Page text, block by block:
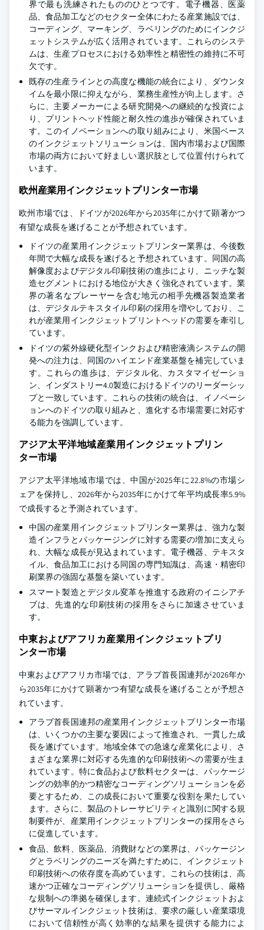
界で最も洗練されたもののひとつです。電子機器、医薬
品、食品加工などのセクター全体にわたる産業施設では、
コーディング、マーキング、ラベリングのためにインクジ
ェットシステムが広く活用されています。これらのシステ
ムは、生産プロセスにおける効率性と精密性の維持に不可
欠です。
既存の生産ラインとの高度な機能の統合により、ダウンタ
イムを最小限に抑えながら、業務生産性が向上します。さ
らに、主要メーカーによる研究開発への継続的な投資によ
り、プリントヘッド性能と耐久性の進歩が確保されていま
す。このイノベーションへの取り組みにより、米国ベース
のインクジェットソリューションは、国内市場および国際
市場の両方において好ましい選択肢として位置付けられて
います。
欧州産業用インクジェットプリンター市場
欧州市場では、ドイツが2026年から2035年にかけて顕著かつ
有望な成長を遂げることが予想されています。
ドイツの産業用インクジェットプリンター業界は、今後数
年間で大幅な成長を遂げると予想されています。同国の高
解像度およびデジタル印刷技術の進歩により、ニッチな製
造セグメントにおける地位が大きく強化されています。業
界の著名なプレーヤーを含む地元の相手先機器製造業者
は、デジタルテキスタイル印刷の採用を増やしており、こ
れが産業用インクジェットプリントヘッドの需要を牽引し
ています。
ドイツの紫外線硬化型インクおよび精密液滴システムの開
発への注力は、同国のハイエンド産業基盤を補完していま
す。これらの進歩は、デジタル化、カスタマイゼーショ
ン、インダストリー4.0製造におけるドイツのリーダーシッ
プと一致しています。これらの技術の統合は、イノベーシ
ョンへのドイツの取り組みと、進化する市場需要に対応す
る能力を強調しています。
アジア太平洋地域産業用インクジェットプリン
ター市場
アジア太平洋地域市場では、中国が2025年に22.8%の市場シ
ェアを保持し、2026年から2035年にかけて年平均成長率5.9%
で成長すると予測されています。
中国の産業用インクジェットプリンター業界は、強力な製
造インフラとパッケージングに対する需要の増加に支えら
れ、大幅な成長が見込まれています。電子機器、テキスタ
イル、食品加工における同国の専門知識は、高速・精密印
刷業界の強固な基盤を築いています。
スマート製造とデジタル変革を推進する政府のイニシアチ
ブは、先進的な印刷技術の採用をさらに加速させていま
す。
中東およびアフリカ産業用インクジェットプリ
ンター市場
中東およびアフリカ市場では、アラブ首長国連邦が2026年か
ら2035年にかけて顕著かつ有望な成長を遂げることが予想さ
れています。
アラブ首長国連邦の産業用インクジェットプリンター市場
は、いくつかの主要な要因によって推進され、一貫した成
長を遂げています。地域全体での急速な産業化により、さ
まざまな業界に対応する先進的な印刷技術への需要が生ま
れています。特に食品および飲料セクターは、パッケージ
ングの効率的かつ精密なコーディングソリューションを必
要とするため、この成長において重要な役割を果たしてい
ます。さらに、製品のトレーサビリティと識別に関する規
制要件が、産業用インクジェットプリンターの採用をさら
に促進しています。
食品、飲料、医薬品、消費財などの業界は、パッケージン
グとラベリングのニーズを満たすために、インクジェット
印刷技術への依存度を高めています。これらの技術は、高
速かつ正確なコーディングソリューションを提供し、厳格
な規制への準拠を確保します。連続式インクジェットおよ
びサーマルインクジェット技術は、要求の厳しい産業環境
において信頼性が高く効率的な結果を提供する能力によ